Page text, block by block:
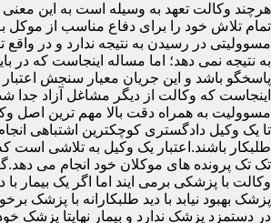
هرچند وکالت تعهد به وسیله است به این
تمام تلاش خود را برای دفاع مناسب از موکل به
مسوولیتی در رسیدن به نتیجه ندارد و در
به نتیجه نمی دهد؛ اما مساله اینجاست که در
پاسخگو باشد و این جریان معیار سنجش
اینجاست که وکالت از دیگر مشاغل آزاد
مسوولیت به همراه دقت بالا مهم ترین
تا یک وکیل دادگستری کوچکترین اشتباهی
طلبکار باشند.اعتبار یک وکیل به تلاشی است
تک تک پرونده های موکلان خود انجام می
وکالت با پزشکی برمی ایند اما اگر یک بیمار
پزشک بهبود نیابد با دید طلبکارانه با پزشک
در دستمزد پزشک ندارد و بیمار نهایتا پزشک